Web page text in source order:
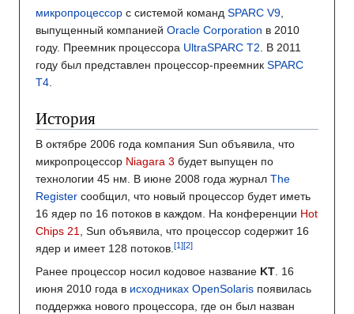
микропроцессор с системой команд SPARC V9,
выпущенный компанией Oracle Corporation в 2010
году. Преемник процессора UltraSPARC T2. В 2011
году был представлен процессор-преемник SPARC
T4.
История
В октябре 2006 года компания Sun объявила, что
микропроцессор Niagara 3 будет выпущен по
технологии 45 нм. В июне 2008 года журнал The
Register сообщил, что новый процессор будет иметь
16 ядер по 16 потоков в каждом. На конференции Hot
Chips 21, Sun объявила, что процессор содержит 16
ядер и имеет 128 потоков.
Ранее процессор носил кодовое название KT. 16
июня 2010 года в исходниках OpenSolaris появилась
поддержка нового процессора, где он был назван